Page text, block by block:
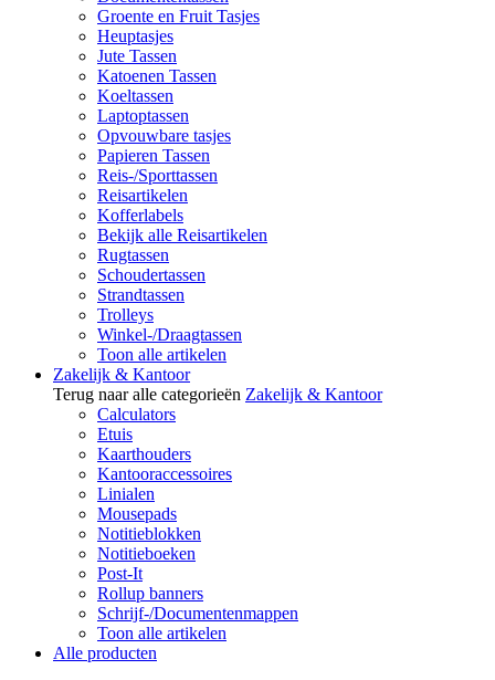
Groente en Fruit Tasjes
Heuptasjes
Jute Tassen
Katoenen Tassen
Koeltassen
Laptoptassen
Opvouwbare tasjes
Papieren Tassen
Reis-/Sporttassen
Reisartikelen
Kofferlabels
Bekijk alle Reisartikelen
Rugtassen
Schoudertassen
Strandtassen
Trolleys
Winkel-/Draagtassen
Toon alle artikelen
Zakelijk & Kantoor
Terug naar alle categorieën Zakelijk & Kantoor
Calculators
Etuis
Kaarthouders
Kantooraccessoires
Linialen
Mousepads
Notitieblokken
Notitieboeken
Post-It
Rollup banners
Schrijf-/Documentenmappen
Toon alle artikelen
Alle producten